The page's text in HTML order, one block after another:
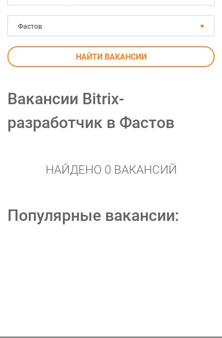
Фастов
НАЙТИ ВАКАНСИИ
Вакансии Bitrix-
разработчик в Фастов
НАЙДЕНО 0 ВАКАНСИЙ
Популярные вакансии: